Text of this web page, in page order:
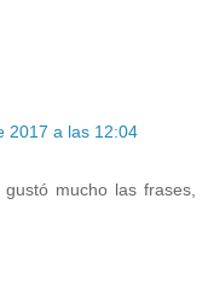
2017 a las 12:04
mucho las frases,